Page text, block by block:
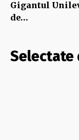
Gigantul
de…
Selectate